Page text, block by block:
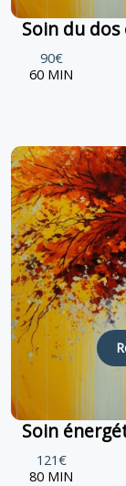
Soin du
90€
60 MIN
Soin
121€
80 MIN